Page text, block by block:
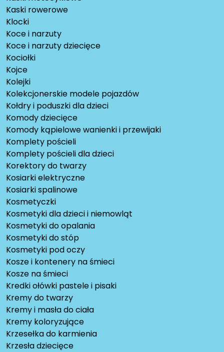
Kaski rowerowe
Klocki
Koce i narzuty
Koce i narzuty dziecięce
Kociołki
Kojce
Kolejki
Kolekcjonerskie modele pojazdów
Kołdry i poduszki dla dzieci
Komody dziecięce
Komody kąpielowe wanienki i przewijaki
Komplety pościeli
Komplety pościeli dla dzieci
Korektory do twarzy
Kosiarki elektryczne
Kosiarki spalinowe
Kosmetyczki
Kosmetyki dla dzieci i niemowląt
Kosmetyki do opalania
Kosmetyki do stóp
Kosmetyki pod oczy
Kosze i kontenery na śmieci
Kosze na śmieci
Kredki ołówki pastele i pisaki
Kremy do twarzy
Kremy i masła do ciała
Kremy koloryzujące
Krzesełka do karmienia
Krzesła dziecięce